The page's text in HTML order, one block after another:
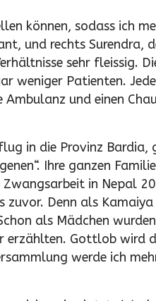
können, sodass ich
und rechts Surendra,
sehr fleissig.
weniger Patienten.
und einen
in die Provinz Bardia,
Ihre ganzen
in Nepal
Denn als Kamaiya
als Mädchen
erzählten. Gottlob wird
werde ich